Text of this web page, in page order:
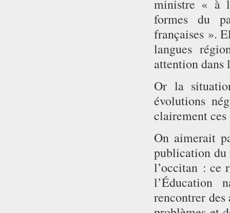
ministre « à
formes du
françaises ».
langues
attention dans
Or la
évolutions
clairement
On aimerait
publication
l’occitan : ce
l’Éducation
rencontrer